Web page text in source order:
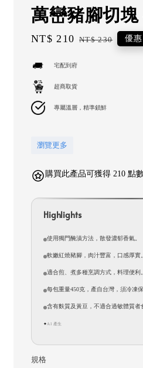
萬巒豬腳切
Sale
NT$ 210 Regular
NT$ 230 優惠
宅配到府
超商取貨
專屬溫層，精準鎖鮮
瀏覽更多
購買此產品可獲得 210 點
Highlights
使用獨門醃漬方法，散發濃郁香氣。
軟嫩紅燒豬腳，肉汁豐富，口感厚實。
適合煎、煮多種烹調方式，料理便利。
每包重量450克，產自台灣，須冷凍保
含有麩質及黃豆，不適合過敏體質者
✦AI 產生
規格